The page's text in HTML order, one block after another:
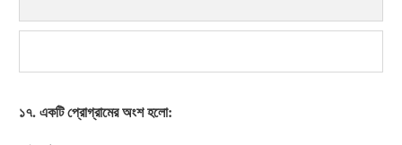
১৭. একটি প্রোগ্রামের অংশ হলো: